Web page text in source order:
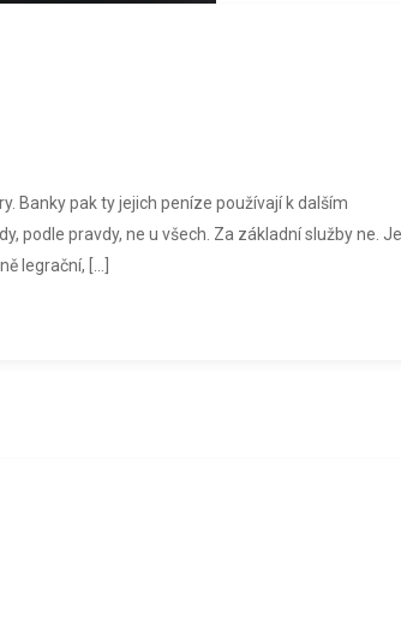
Banky pak ty jejich peníze používají k dalším
podle pravdy, ne u všech. Za základní služby ne. Je
legrační, […]